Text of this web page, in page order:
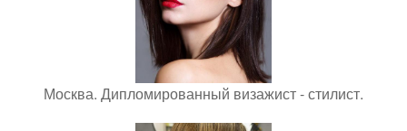
Москва. Дипломированный визажист - стилист.